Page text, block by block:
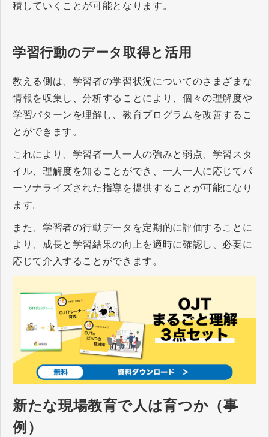
積していくことが可能となります。
学習行動のデータ取得と活用
教える側は、学習者の学習状況についてのさまざまな
情報を収集し、分析することにより、個々の理解度や
学習パターンを理解し、教育プログラムを改善するこ
とができます。
これにより、学習者一人一人の強みと弱点、学習スタ
イル、理解度を知ることができ、一人一人に応じてパ
ーソナライズされた指導を提供することが可能になり
ます。
また、学習者の行動データを定期的に評価することに
より、成長と学習結果の向上を適時に確認し、必要に
応じて介入することができます。
新たな現場教育で人は育つか（事
例）